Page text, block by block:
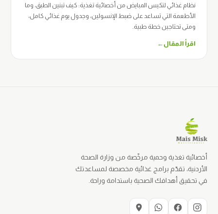
نظام غذائي لتكيس المبايض من أخصائية تغذية: كيف تبنين الطبق، وما
الأطعمة التي تساعد على ضبط الإنسولين، وجدول يوم غذائي كامل،
ومتى تحتاجين خطة طبية.
اقرأ المقال ←
أخصائية تغذية وحمية مرخّصة من وزارة الصحة
الأردنية، تقدّم برامج غذائية مخصصة لمساعدتك
في تحقيق أهدافك الصحية باستدامة وراحة.